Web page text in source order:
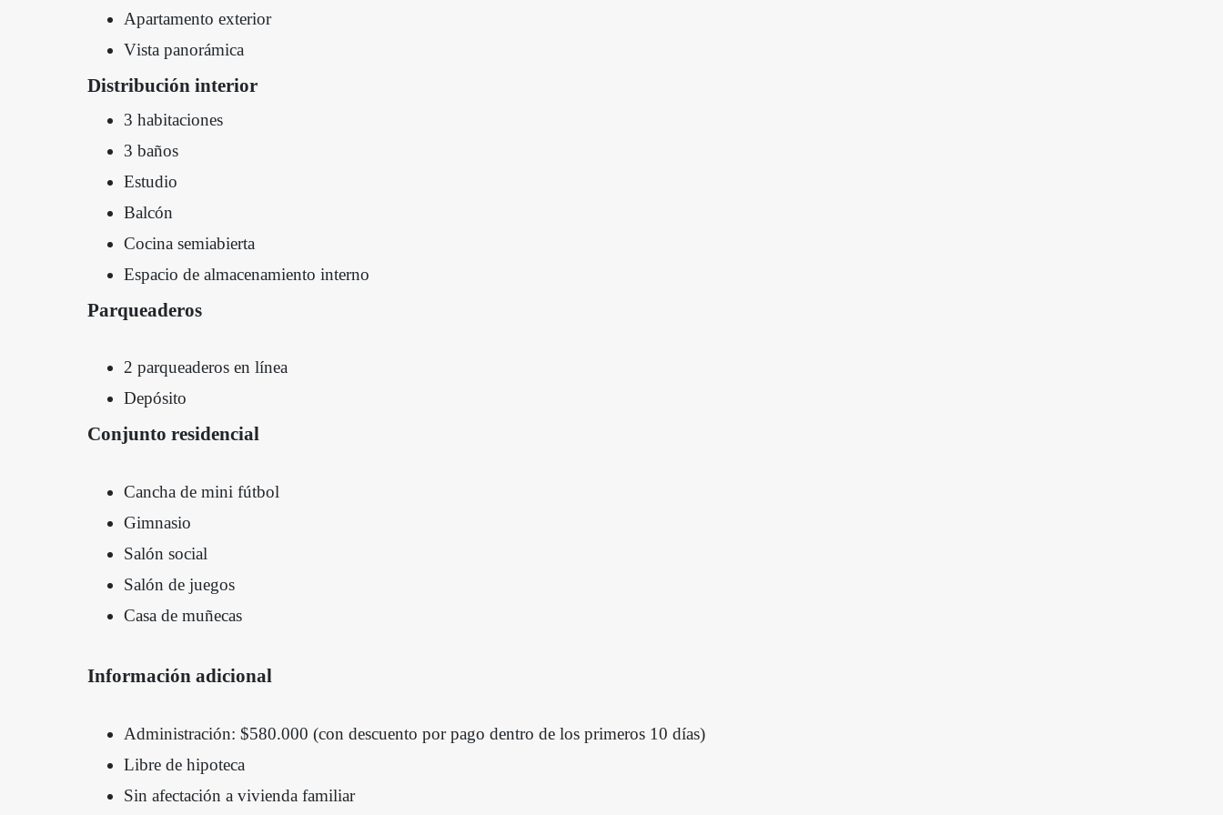
Apartamento exterior
Vista panorámica
Distribución interior
3 habitaciones
3 baños
Estudio
Balcón
Cocina semiabierta
Espacio de almacenamiento interno
Parqueaderos
2 parqueaderos en línea
Depósito
Conjunto residencial
Cancha de mini fútbol
Gimnasio
Salón social
Salón de juegos
Casa de muñecas
Información adicional
Administración: $580.000 (con descuento por pago dentro de los primeros 10 días)
Libre de hipoteca
Sin afectación a vivienda familiar